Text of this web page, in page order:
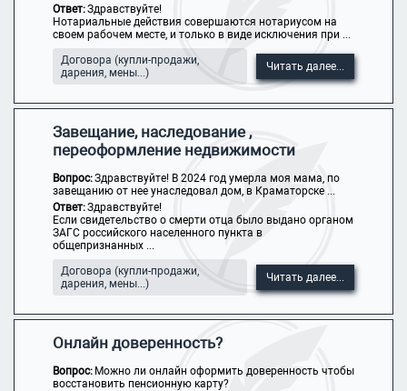
Ответ:Здравствуйте!
Нотариальные действия совершаются нотариусом на
своем рабочем месте, и только в виде исключения при ...
Договора (купли-продажи,
дарения, мены...)
Читать далее...
Завещание, наследование ,
переоформление недвижимости
Вопрос:Здравствуйте! В 2024 год умерла моя мама, по
завещанию от нее унаследовал дом, в Краматорске ...
Ответ:Здравствуйте!
Если свидетельство о смерти отца было выдано органом
ЗАГС российского населенного пункта в
общепризнанных ...
Договора (купли-продажи,
дарения, мены...)
Читать далее...
Онлайн доверенность?
Вопрос: Можно ли онлайн оформить доверенность чтобы
восстановить пенсионную карту?